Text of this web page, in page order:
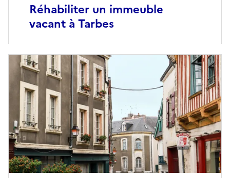
Réhabiliter un immeuble
vacant à Tarbes